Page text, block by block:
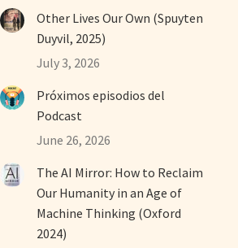
Other Lives Our Own (Spuyten
Duyvil, 2025)
July 3, 2026
Próximos episodios del
Podcast
June 26, 2026
The AI Mirror: How to Reclaim
Our Humanity in an Age of
Machine Thinking (Oxford
2024)